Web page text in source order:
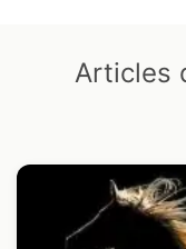
Articles